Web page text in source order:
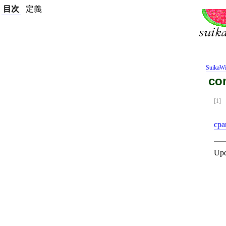
[1]
目次 定義